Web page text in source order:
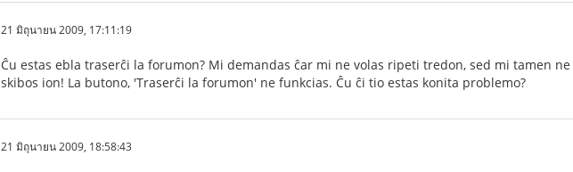
21 มิถุนายน 2009, 17:11:19
Ĉu estas ebla traserĉi la forumon? Mi demandas ĉar mi ne volas ripeti tredon, sed mi tamen
skibos ion! La butono, 'Traserĉi la forumon' ne funkcias. Ĉu ĉi tio estas konita problemo?
21 มิถุนายน 2009, 18:58:43